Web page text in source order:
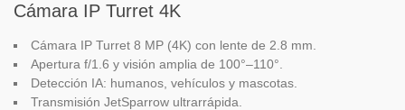
Cámara IP Turret 4K
Cámara IP Turret 8 MP (4K) con lente de 2.8 mm.
Apertura f/1.6 y visión amplia de 100°–110°.
Detección IA: humanos, vehículos y mascotas.
Transmisión JetSparrow ultrarrápida.